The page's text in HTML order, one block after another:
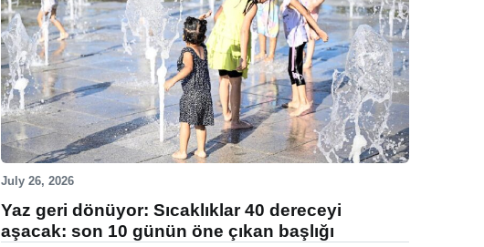
July 26, 2026
Yaz geri dönüyor: Sıcaklıklar 40 dereceyi
aşacak: son 10 günün öne çıkan başlığı